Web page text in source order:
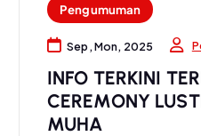
Pengumuman
Sep, Mon, 2025
INFO TERKINI
CEREMONY
MUHA